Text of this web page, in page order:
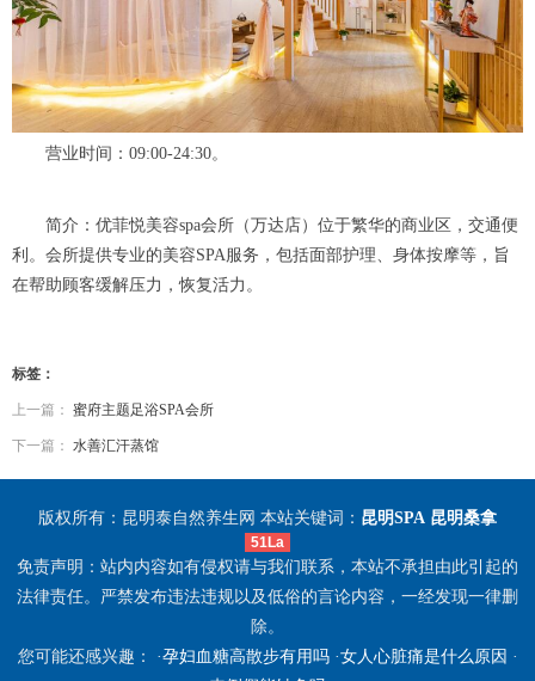
营业时间：09:00-24:30。
简介：优菲悦美容spa会所（万达店）位于繁华的商业区，交通便
利。会所提供专业的美容SPA服务，包括面部护理、身体按摩等，旨
在帮助顾客缓解压力，恢复活力。
标签：
上一篇： 蜜府主题足浴SPA会所
下一篇： 水善汇汗蒸馆
版权所有：昆明泰自然养生网 本站关键词： 昆明SPA 昆明桑拿
51La
免责声明：站内内容如有侵权请与我们联系，本站不承担由此引起的
法律责任。严禁发布违法违规以及低俗的言论内容，一经发现一律删
除。
您可能还感兴趣： ·孕妇血糖高散步有用吗·女人心脏痛是什么原因 ·